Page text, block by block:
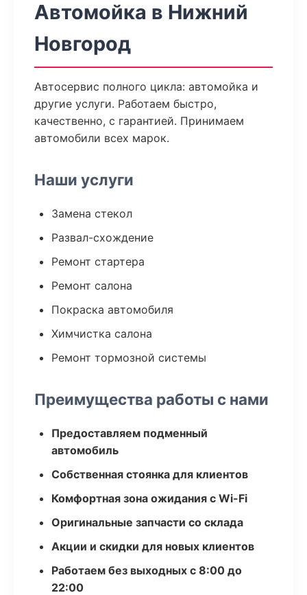
Автомойка в Нижний
Новгород
Автосервис полного цикла: автомойка и
другие услуги. Работаем быстро,
качественно, с гарантией. Принимаем
автомобили всех марок.
Наши услуги
Замена стекол
Развал-схождение
Ремонт стартера
Ремонт салона
Покраска автомобиля
Химчистка салона
Ремонт тормозной системы
Преимущества работы с нами
Предоставляем подменный
автомобиль
Собственная стоянка для клиентов
Комфортная зона ожидания с Wi-Fi
Оригинальные запчасти со склада
Акции и скидки для новых клиентов
Работаем без выходных с 8:00 до
22:00